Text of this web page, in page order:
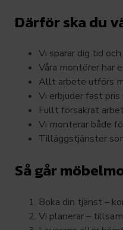
Därför ska du
Vi sparar dig tid
Våra montörer har
Allt arbete utförs
Vi erbjuder fast
Fullt försäkrat
Vi monterar både
Tilläggstjänster
Så går
Boka din tjänst –
Vi planerar –